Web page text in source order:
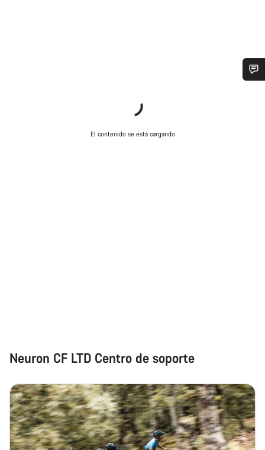
El contenido se está cargando
Neuron CF LTD Centro de soporte